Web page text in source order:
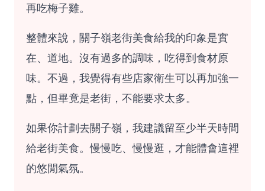
再吃梅子雞。
整體來說，關子嶺老街美食給我的印象是實
在、道地。沒有過多的調味，吃得到食材原
味。不過，我覺得有些店家衛生可以再加強一
點，但畢竟是老街，不能要求太多。
如果你計劃去關子嶺，我建議留至少半天時間
給老街美食。慢慢吃、慢慢逛，才能體會這裡
的悠閒氣氛。